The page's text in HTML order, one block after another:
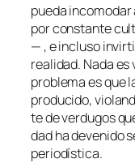
pue­da
por cons­tan­te
— , e in­clu­so
reali­dad. Nada
pro­ble­ma es que
pro­du­ci­do,
te de ver­du­gos
dad ha de­ve­ni­do
periodística.